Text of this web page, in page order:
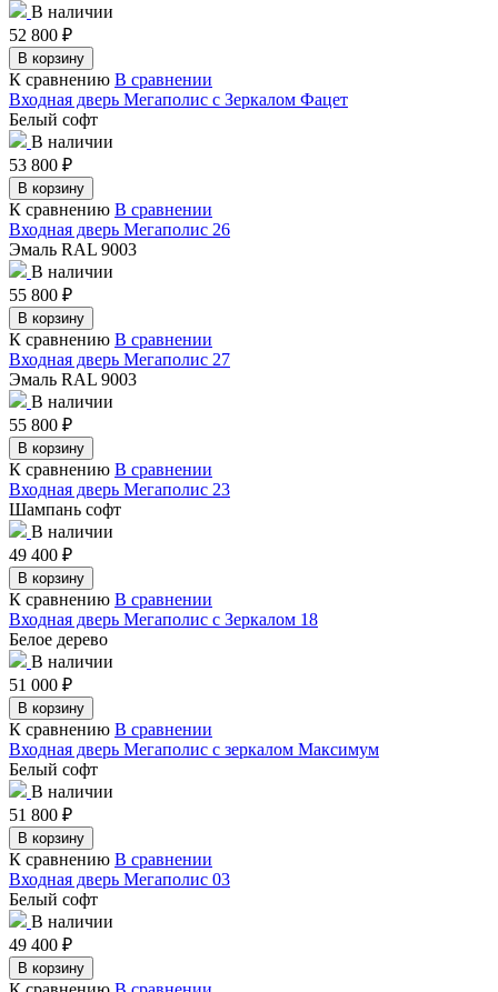
В наличии
52 800 ₽
В корзину
К сравнению В сравнении
Входная дверь Мегаполис с Зеркалом Фацет
Белый софт
В наличии
53 800 ₽
В корзину
К сравнению В сравнении
Входная дверь Мегаполис 26
Эмаль RAL 9003
В наличии
55 800 ₽
В корзину
К сравнению В сравнении
Входная дверь Мегаполис 27
Эмаль RAL 9003
В наличии
55 800 ₽
В корзину
К сравнению В сравнении
Входная дверь Мегаполис 23
Шампань софт
В наличии
49 400 ₽
В корзину
К сравнению В сравнении
Входная дверь Мегаполис с Зеркалом 18
Белое дерево
В наличии
51 000 ₽
В корзину
К сравнению В сравнении
Входная дверь Мегаполис с зеркалом Максимум
Белый софт
В наличии
51 800 ₽
В корзину
К сравнению В сравнении
Входная дверь Мегаполис 03
Белый софт
В наличии
49 400 ₽
В корзину